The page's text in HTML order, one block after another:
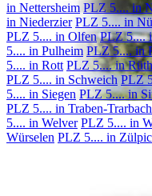
in Nettersheim PLZ 5.... in
in Niederzier PLZ 5.... in
PLZ 5.... in Olfen PLZ 5....
5.... in Pulheim PLZ 5.... in
5.... in Rott PLZ 5.... in
PLZ 5.... in Schweich PLZ
5.... in Siegen PLZ 5.... in
PLZ 5.... in Traben-Trarbach
5.... in Welver PLZ 5.... in
Würselen PLZ 5.... in